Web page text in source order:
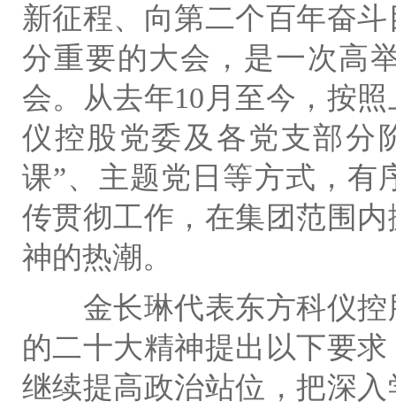
新征程、向第二个百年奋
分重要的大会，是一次高
会。从去年10月至今，按
仪控股党委及各党支部分
课”、主题党日等方式，有
传贯彻工作，在集团范围
神的热潮。
金长琳代表东方科仪控
的二十大精神提出以下要
继续提高政治站位，把深